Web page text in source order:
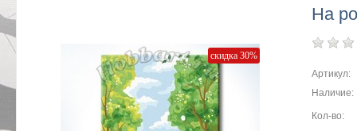
скидка 30%
На
Артикул:
Наличие:
Кол-во: